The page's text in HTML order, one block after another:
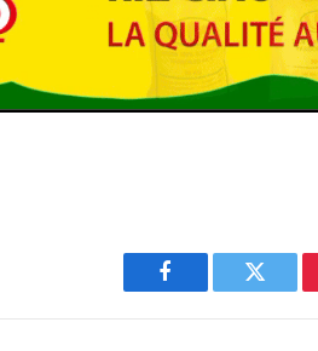
Facebook Twitter